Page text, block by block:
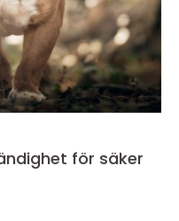
för säker